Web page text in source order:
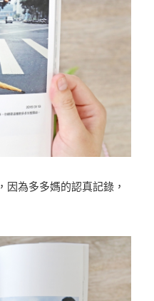
為多多媽的認真記錄，